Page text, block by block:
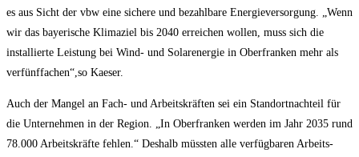
es aus Sicht der vbw eine siche­re und bezahl­ba­re Ener­gie­ver­sor­gung. „Wenn
wir das baye­ri­sche Kli­ma­ziel bis 2040 errei­chen wol­len, muss sich die
instal­lier­te Leis­tung bei Wind- und Solar­ener­gie in Ober­fran­ken mehr als
verfünffachen“,so Kaeser.
Auch der Man­gel an Fach- und Arbeits­kräf­ten sei ein Stand­ort­nach­teil für
die Unter­neh­men in der Regi­on. „In Ober­fran­ken wer­den im Jahr 2035 rund
78.000 Arbeits­kräf­te feh­len.“ Des­halb müss­ten alle ver­füg­ba­ren Arbeits-